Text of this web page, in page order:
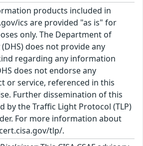
products included in
ics are provided "as is" for
only. The Department of
does not provide any
regarding any information
does not endorse any
or service, referenced in this
Further dissemination of this
by the Traffic Light Protocol (TLP)
For more information about
tlp/.